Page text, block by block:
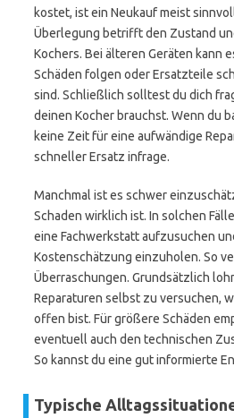
kostet, ist ein Neukauf meist
Überlegung betrifft den Zustand
Kochers. Bei älteren Geräten kann
Schäden folgen oder Ersatzteile
sind. Schließlich solltest du dich
deinen Kocher brauchst. Wenn du
keine Zeit für eine aufwändige
schneller Ersatz infrage.
Manchmal ist es schwer
Schaden wirklich ist. In solchen
eine Fachwerkstatt aufzusuchen
Kostenschätzung einzuholen. So
Überraschungen. Grundsätzlich
Reparaturen selbst zu versuchen,
offen bist. Für größere Schäden
eventuell auch den technischen
So kannst du eine gut informierte
Typische